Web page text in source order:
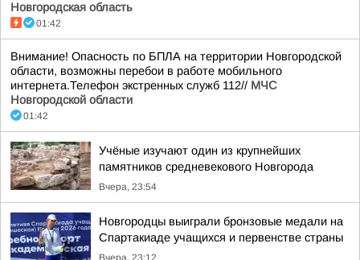
Новгородская область
01:42
Внимание! Опасность по БПЛА на территории Новгородской
области, возможны перебои в работе мобильного
интернета.Телефон экстренных служб 112// МЧС
Новгородской области
01:42
Учёные изучают один из крупнейших
памятников средневекового Новгорода
Вчера, 23:54
Новгородцы выиграли бронзовые медали на
Спартакиаде учащихся и первенстве страны
Вчера, 23:12